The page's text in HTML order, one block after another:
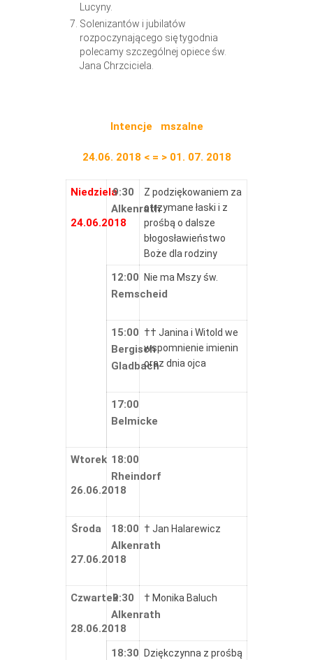
Lucyny.
Solenizantów i jubilatów
rozpoczynającego się tygodnia
polecamy szczególnej opiece św.
Jana Chrzciciela.
Intencje mszalne
24.06. 2018 < = > 01. 07. 2018
Niedziela
24.06.2018
9:30
Alkenrath
Z podziękowaniem za
otrzymane łaski i z
prośbą o dalsze
błogosławieństwo
Boże dla rodziny
12:00
Remscheid
Nie ma Mszy św.
15:00
Bergisch
Gladbach
†† Janina i Witold we
wspomnienie imienin
oraz dnia ojca
17:00
Belmicke
Wtorek
26.06.2018
18:00
Rheindorf
Środa
27.06.2018
18:00
Alkenrath
† Jan Halarewicz
Czwartek
28.06.2018
9:30
Alkenrath
† Monika Baluch
18:30 Dziękczynna z prośbą